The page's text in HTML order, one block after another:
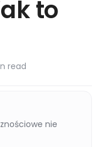
to
read
nie